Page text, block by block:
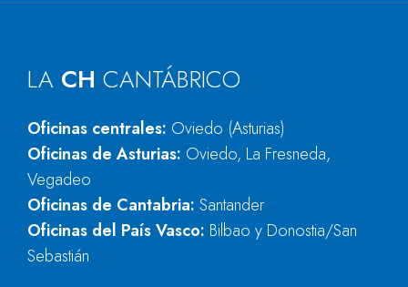
LA CH CANTÁBRICO
Oficinas centrales: Oviedo (Asturias)
Oficinas de Asturias: Oviedo, La Fresneda,
Vegadeo
Oficinas de Cantabria: Santander
Oficinas del País Vasco: Bilbao y Donostia/San
Sebastián